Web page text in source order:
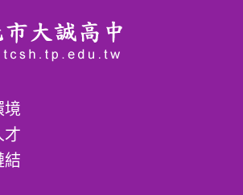
境
才
結